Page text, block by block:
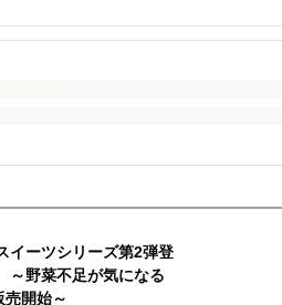
イーツシリーズ第2弾登
～野菜不足が気になる
開始～